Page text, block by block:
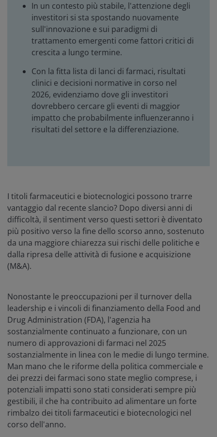
In un contesto più stabile, l'attenzione degli
investitori si sta spostando nuovamente
sull'innovazione e sui paradigmi di
trattamento emergenti come fattori critici di
crescita a lungo termine.
Con la fitta lista di lanci di farmaci, risultati
clinici e decisioni normative in corso nel
2026, evidenziamo dove gli investitori
dovrebbero cercare gli eventi di maggior
impatto che probabilmente influenzeranno i
risultati del settore e la differenziazione.
I titoli farmaceutici e biotecnologici possono trarre
vantaggio dal recente slancio? Dopo diversi anni di
difficoltà, il sentiment verso questi settori è diventato
più positivo verso la fine dello scorso anno, sostenuto
da una maggiore chiarezza sui rischi delle politiche e
dalla ripresa delle attività di fusione e acquisizione
(M&A).
Nonostante le preoccupazioni per il turnover della
leadership e i vincoli di finanziamento della Food and
Drug Administration (FDA), l'agenzia ha
sostanzialmente continuato a funzionare, con un
numero di approvazioni di farmaci nel 2025
sostanzialmente in linea con le medie di lungo termine.
Man mano che le riforme della politica commerciale e
dei prezzi dei farmaci sono state meglio comprese, i
potenziali impatti sono stati considerati sempre più
gestibili, il che ha contribuito ad alimentare un forte
rimbalzo dei titoli farmaceutici e biotecnologici nel
corso dell'anno.